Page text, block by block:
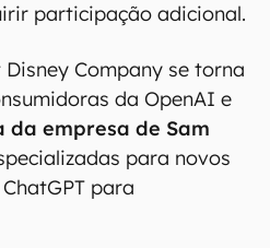
participação adicional.
Company se torna
da OpenAI e
empresa de Sam
para novos
para